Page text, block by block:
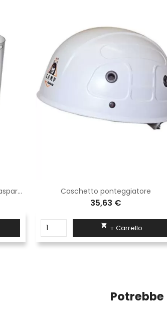
Visiera per semicalotta Logica trasparente KF55 Caschetto ponteggiatore
35,63 €
 + Carrello